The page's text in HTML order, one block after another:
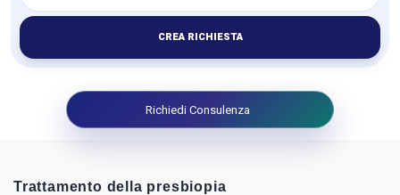
CREA RICHIESTA
Richiedi Consulenza
Trattamento della presbiopia